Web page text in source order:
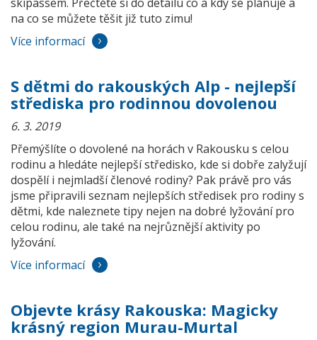
na co se můžete těšit již tuto zimu!
Více informací
S dětmi do rakouských Alp - nejlepší
střediska pro rodinnou dovolenou
6. 3. 2019
Přemýšlíte o dovolené na horách v Rakousku s celou
rodinu a hledáte nejlepší středisko, kde si dobře zalyžují
dospělí i nejmladší členové rodiny? Pak právě pro vás
jsme připravili seznam nejlepších středisek pro rodiny s
dětmi, kde naleznete tipy nejen na dobré lyžování pro
celou rodinu, ale také na nejrůznější aktivity po
lyžování.
Více informací
Objevte krásy Rakouska: Magicky
krásný region Murau-Murtal